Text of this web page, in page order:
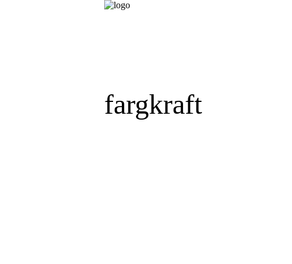
fargkraft